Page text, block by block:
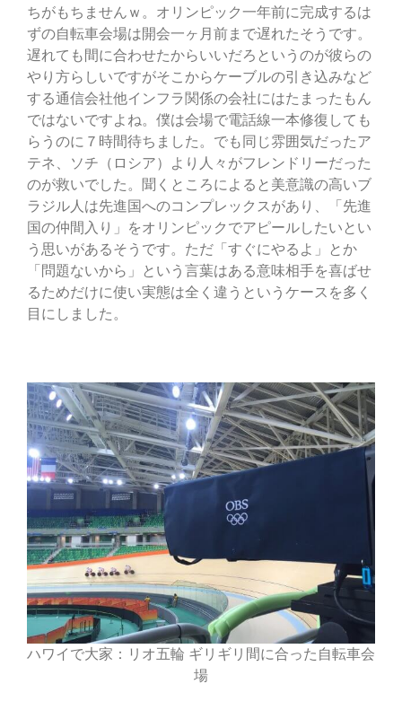
ちがもちませんｗ。オリンピック一年前に完成するは
ずの自転車会場は開会一ヶ月前まで遅れたそうです。
遅れても間に合わせたからいいだろというのが彼らの
やり方らしいですがそこからケーブルの引き込みなど
する通信会社他インフラ関係の会社にはたまったもん
ではないですよね。僕は会場で電話線一本修復しても
らうのに７時間待ちました。でも同じ雰囲気だったア
テネ、ソチ（ロシア）より人々がフレンドリーだった
のが救いでした。聞くところによると美意識の高いブ
ラジル人は先進国へのコンプレックスがあり、「先進
国の仲間入り」をオリンピックでアピールしたいとい
う思いがあるそうです。ただ「すぐにやるよ」とか
「問題ないから」という言葉はある意味相手を喜ばせ
るためだけに使い実態は全く違うというケースを多く
目にしました。
ハワイで大家：リオ五輪 ギリギリ間に合った自転車会
場